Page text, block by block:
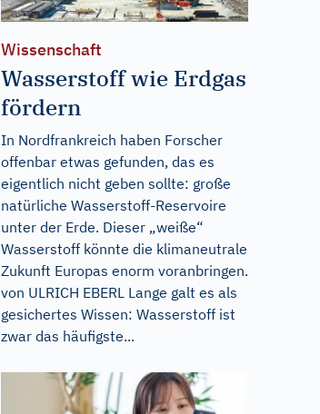
Wissenschaft
Wasserstoff wie Erdgas
fördern
In Nordfrankreich haben Forscher
offenbar etwas gefunden, das es
eigentlich nicht geben sollte: große
natürliche Wasserstoff-Reservoire
unter der Erde. Dieser „weiße“
Wasserstoff könnte die klimaneutrale
Zukunft Europas enorm voranbringen.
von ULRICH EBERL Lange galt es als
gesichertes Wissen: Wasserstoff ist
zwar das häufigste...